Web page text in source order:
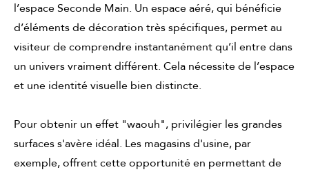
l’espace Seconde Main. Un espace aéré, qui bénéficie
d’éléments de décoration très spécifiques, permet au
visiteur de comprendre instantanément qu’il entre dans
un univers vraiment différent. Cela nécessite de l’espace
et une identité visuelle bien distincte.
Pour obtenir un effet "waouh", privilégier les grandes
surfaces s'avère idéal. Les magasins d'usine, par
exemple, offrent cette opportunité en permettant de